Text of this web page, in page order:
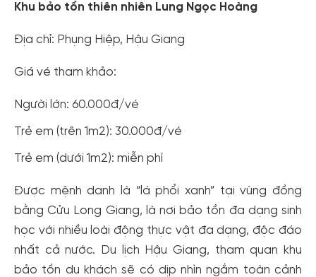
Khu bảo tồn thiên nhiên Lung Ngọc Hoàng
Địa chỉ: Phụng Hiệp, Hậu Giang
Giá vé tham khảo:
Người lớn: 60.000đ/vé
Trẻ em (trên 1m2): 30.000đ/vé
Trẻ em (dưới 1m2): miễn phí
Được mệnh danh là “lá phổi xanh” tại vùng đồng
bằng Cửu Long Giang, là nơi bảo tồn đa dạng sinh
học với nhiều loài động thực vật đa dạng, độc đáo
nhất cả nước. Du lịch Hậu Giang, tham quan khu
bảo tồn du khách sẽ có dịp nhìn ngắm toàn cảnh